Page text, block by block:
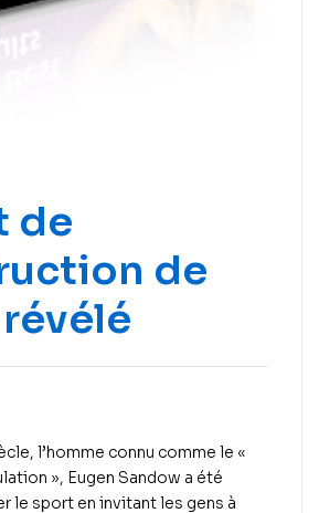
de
de
l’homme connu comme le «
», Eugen Sandow a été
le sport en invitant les gens à